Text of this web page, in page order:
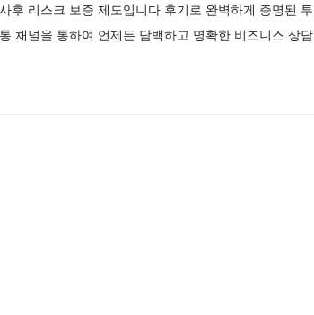
후 리스크 보증 제도입니다 후기로 완벽하게 증명된
채널을 통하여 언제든 담백하고 명확한 비즈니스 상